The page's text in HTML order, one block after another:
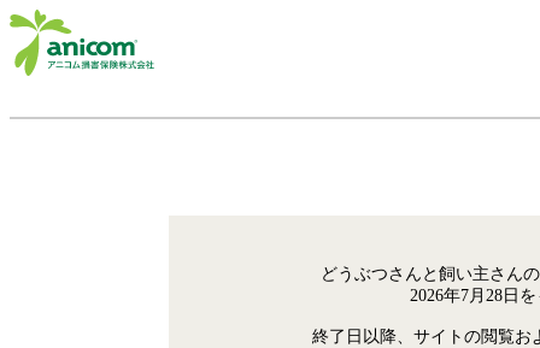
どうぶつさんと飼い主さん
2026年7月28日
終了日以降、サイトの閲覧お